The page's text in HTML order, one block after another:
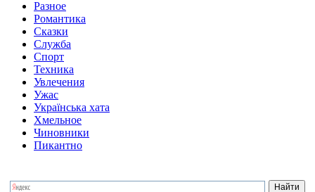
Разное
Романтика
Сказки
Служба
Спорт
Техника
Увлечения
Ужас
Українська хата
Хмельное
Чиновники
Пикантно